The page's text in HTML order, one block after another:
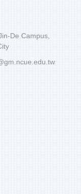
De Campus,